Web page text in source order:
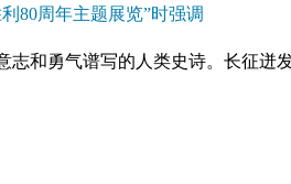
80周年主题展览”时强调
和勇气谱写的人类史诗。长征